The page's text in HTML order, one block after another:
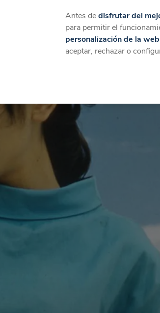
Catálogo
Antes dedisfrutar del
para permitir el
personalización de la web
aceptar, rechazar o